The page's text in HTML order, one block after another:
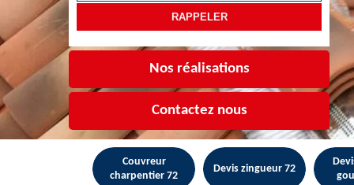
Nos réalisations
Contactez nous
Couvreur
charpentier 72
Devis zingueur 72